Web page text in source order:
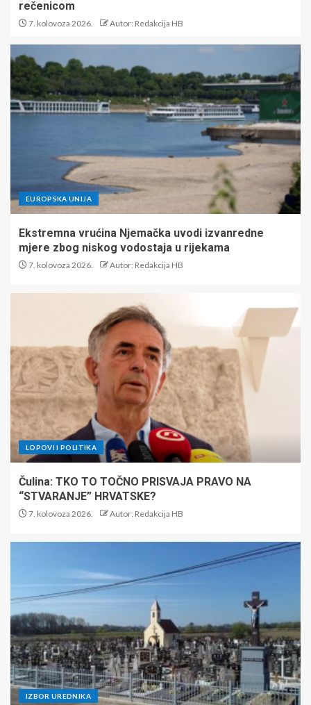
rečenicom
7. kolovoza 2026. Autor: Redakcija HB
EUROPSKA UNIJA
Ekstremna vrućina Njemačka uvodi izvanredne
mjere zbog niskog vodostaja u rijekama
7. kolovoza 2026. Autor: Redakcija HB
LOPOVI I POLITIKA
Čulina: TKO TO TOČNO PRISVAJA PRAVO NA
“STVARANJE” HRVATSKE?
7. kolovoza 2026. Autor: Redakcija HB
IZBOR UREDNIKA